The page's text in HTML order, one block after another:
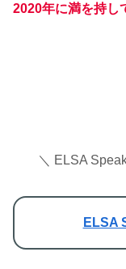
2020年に満を持し
＼ ELSA
ELSA